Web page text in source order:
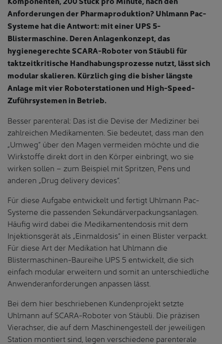
Anforderungen der Pharmaproduktion? Uhlmann Pac-
Systeme hat die Antwort: mit einer UPS 5-
Blistermaschine. Deren Anlagenkonzept, das
hygienegerechte SCARA-Roboter von Stäubli für
taktzeitkritische Handhabungsprozesse nutzt, lässt sich
modular skalieren. Kürzlich ging die bisher längste
Anlage mit vier Roboterstationen und High-Speed-
Zuführsystemen in Betrieb.
Besser parenteral: Das ist die Devise der Mediziner bei
zahlreichen Medikamenten. Sie bedeutet, dass man den
„Umweg“ über den Magen vermeiden möchte und die
Wirkstoffe direkt dort in den Körper einbringt, wo sie
wirken sollen – zum Beispiel mit Spritzen, Pens und
anderen „Drug delivery devices“.
Für diese Aufgabe entwickelt und fertigt Uhlmann Pac-
Systeme die passenden Sekundärverpackungsanlagen.
Häufig wird dabei die Medikamentendosis mit dem
Injektionsgerät als „Einmaldosis“ in einen Blister verpackt.
Für diese Art der Medikation hat Uhlmann die
Blistermaschinen-Baureihe UPS 5 entwickelt, die sich
einfach modular erweitern und somit an unterschiedliche
Anwenderanforderungen anpassen lässt.
Bei dem hier beschriebenen Kundenprojekt setzte
Uhlmann auf SCARA-Roboter von Stäubli. Die präzisen
Vierachser, die auf dem Maschinengestell der jeweiligen
Station montiert sind, legen verschiedene parenterale